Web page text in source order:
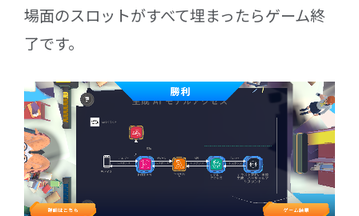
場面のスロットがすべて埋まったらゲーム終
了です。